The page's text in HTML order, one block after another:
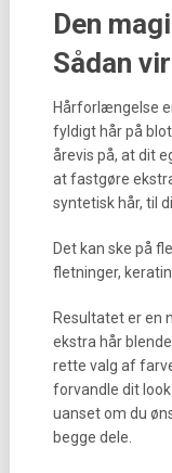
Den
Sådan
Hårforlængelse
fyldigt hår på
årevis på, at dit
at fastgøre
syntetisk hår, til
Det kan ske på
fletninger, keratin
Resultatet er en
ekstra hår
rette valg af
forvandle dit
uanset om du
begge dele.